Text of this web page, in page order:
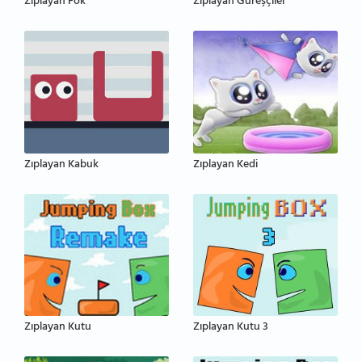
Zıplayan Kabuk Zıplayan Kedi
Zıplayan Kutu Zıplayan Kutu 3